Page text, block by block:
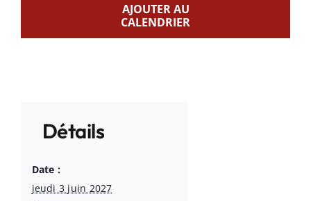
AJOUTER AU
CALENDRIER
Détails
Date :
jeudi 3 juin 2027